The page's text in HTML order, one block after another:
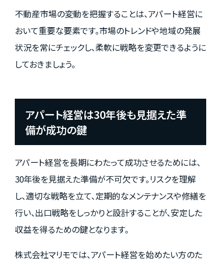
不動産市場の変動を把握することは、アパート経営に
おいて重要な要素です。市場のトレンドや地域の発展
状況を常にチェックし、柔軟に戦略を変更できるように
しておきましょう。
アパート経営は30年後も見据えた準
備が成功の鍵
アパート経営を長期にわたって成功させるためには、
30年後を見据えた準備が不可欠です。リスクを理解
し、適切な戦略を立て、定期的なメンテナンスや修繕を
行い、出口戦略をしっかりと設計することが、安定した
収益を得るための鍵となります。
株式会社マリモでは、アパート経営を始めたい方のた